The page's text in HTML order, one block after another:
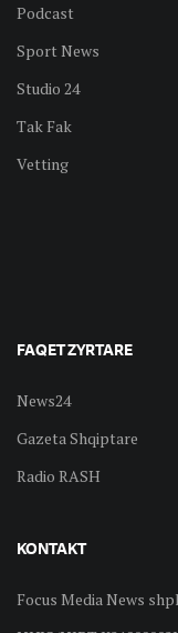
Podcast
Sport News
Studio 24
Tak Fak
Vetting
FAQET ZYRTARE
News24
Gazeta Shqiptare
Radio RASH
KONTAKT
Focus Media News